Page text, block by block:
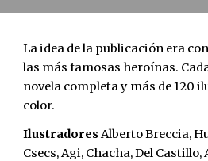
La idea de la publicación era
las más famosas heroínas.
novela completa y más de 120
color.
Ilustradores Alberto Breccia,
Csecs, Agi, Chacha, Del